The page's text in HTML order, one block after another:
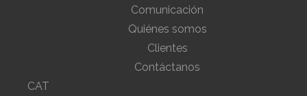
Comunicación
Quiénes somos
Clientes
Contáctanos
CAT